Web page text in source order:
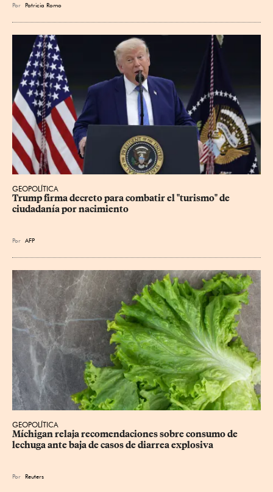
Por Patricia Romo
GEOPOLÍTICA
Trump firma decreto para combatir el "turismo" de
ciudadanía por nacimiento
Por AFP
GEOPOLÍTICA
Míchigan relaja recomendaciones sobre consumo de
lechuga ante baja de casos de diarrea explosiva
Por Reuters